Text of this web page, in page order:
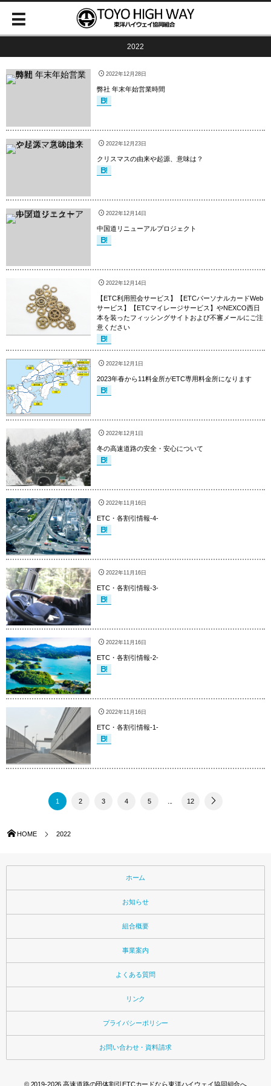
2022
2022年12月28日
弊社 年末年始営業時間
2022年12月23日
クリスマスの由来や起源、意味は？
2022年12月14日
中国道リニューアルプロジェクト
2022年12月14日
【ETC利用照会サービス】【ETCパーソナルカードWeb
サービス】【ETCマイレージサービス】やNEXCO西日
本を装ったフィッシングサイトおよび不審メールにご注
意ください
2022年12月1日
2023年春から11料金所がETC専用料金所になります
2022年12月1日
冬の高速道路の安全・安心について
2022年11月16日
ETC・各割引情報-4-
2022年11月16日
ETC・各割引情報-3-
2022年11月16日
ETC・各割引情報-2-
2022年11月16日
ETC・各割引情報-1-
1 2 3 4 5 12
HOME 2022
ホーム
お知らせ
組合概要
事業案内
よくある質問
リンク
プライバシーポリシー
お問い合わせ・資料請求
© 2019-2026高速道路の団体割引ETCカードなら東洋ハイウェイ協同組合へ